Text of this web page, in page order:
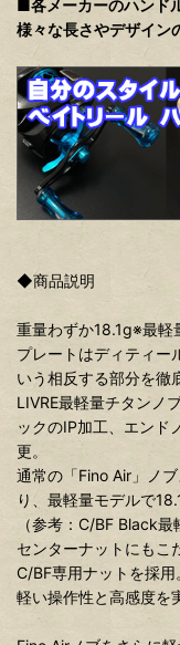
■各メーカーのハンド
様々な長さやデザイン
◆商品説明
重量わずか18.1g※最軽
プレートはディティー
いう相反する部分を徹
LIVRE最軽量チタンノ
ックのIP加工、エンド
更。
通常の「Fino Air」ノ
り、最軽量モデルで
（参考：C/BF Black最
センターナットにもこ
C/BF専用ナットを採用
軽い操作性と高感度を